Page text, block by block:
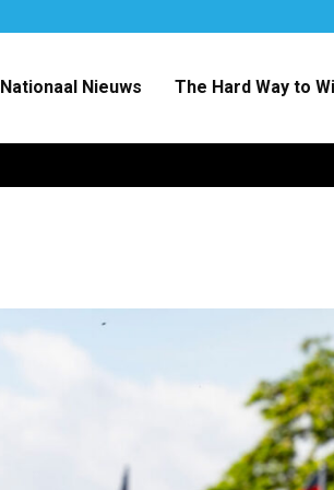
Nationaal Nieuws The Hard Way to